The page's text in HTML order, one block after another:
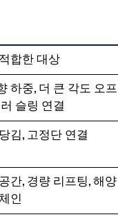
합한 대상
하중, 더 큰 각도 오프
슬링 연결
김, 고정단 연결
간, 경량 리프팅, 해양
인